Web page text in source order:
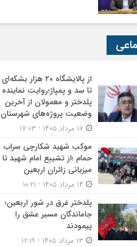
از پالایشگاه ۲۰ هزار بشکه‌ای
تا سد و پمپاژ؛روایت نماینده
پلدختر و معمولان از آخرین
وضعیت پروژه‌های شهرستان
موکب شهید شکارچی سراب
حمام ؛از تشییع امام شهید تا
میزبانی زائران اربعین
پلدختر غرق در شور اربعین؛
جاماندگان مسیر عشق را
پیمودند